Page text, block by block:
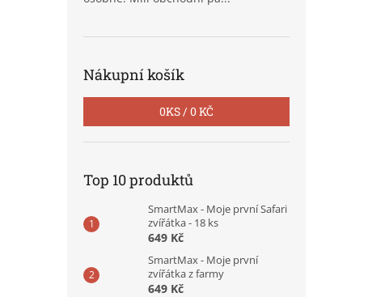
Nákupní košík
0KS / 0 KČ
Top 10 produktů
SmartMax - Moje první Safari
zvířátka - 18 ks
649 Kč
SmartMax - Moje první
zvířátka z farmy
649 Kč